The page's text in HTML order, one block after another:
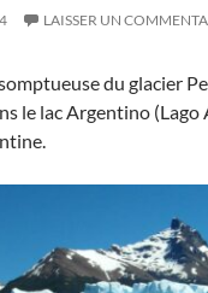
LAISSER UN
du glacier
le lac Argentino (Lago